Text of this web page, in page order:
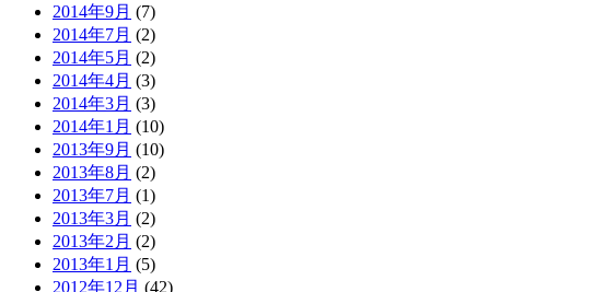
2014年9月 (7)
2014年7月 (2)
2014年5月 (2)
2014年4月 (3)
2014年3月 (3)
2014年1月 (10)
2013年9月 (10)
2013年8月 (2)
2013年7月 (1)
2013年3月 (2)
2013年2月 (2)
2013年1月 (5)
2012年12月 (42)